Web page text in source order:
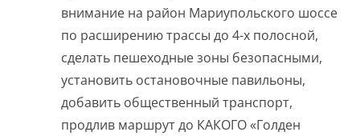
внимание на район Мариупольского шоссе
по расширению трассы до 4-х полосной,
сделать пешеходные зоны безопасными,
установить остановочные павильоны,
добавить общественный транспорт,
продлив маршрут до КАКОГО «Голден